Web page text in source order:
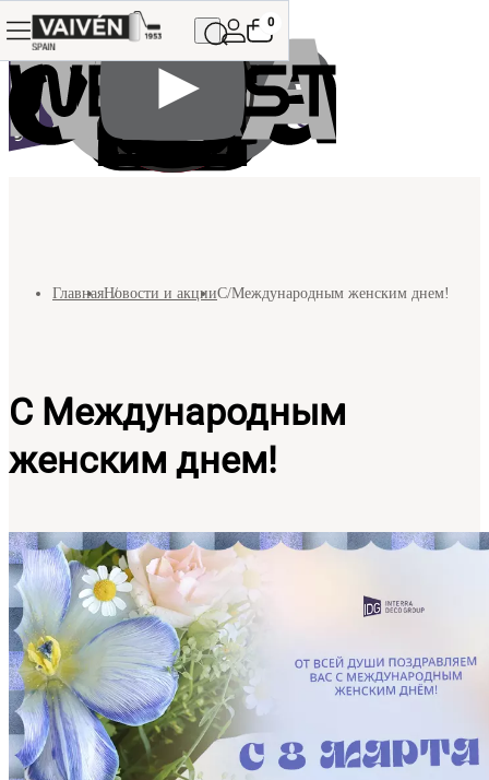
0
ГлавнаяНовости и акцииС Международным женским днем!
С Международным
женским днем!